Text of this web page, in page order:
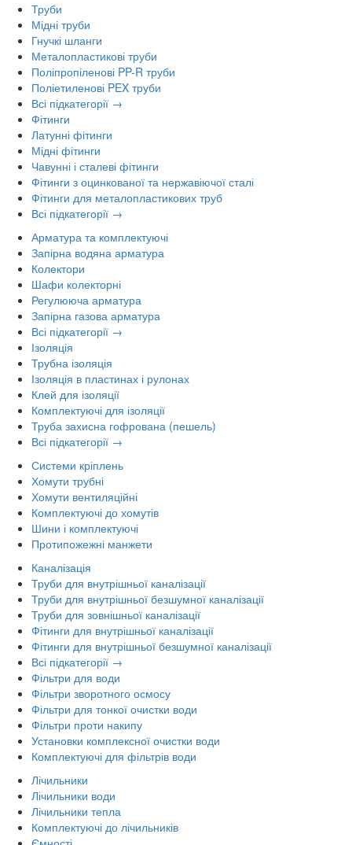
Труби
Мідні труби
Гнучкі шланги
Металопластикові труби
Поліпропіленові PP-R труби
Поліетиленові PEX труби
Всі підкатегорії →
Фітинги
Латунні фітинги
Мідні фітинги
Чавунні і сталеві фітинги
Фітинги з оцинкованої та нержавіючої сталі
Фітинги для металопластикових труб
Всі підкатегорії →
Арматура та комплектуючі
Запірна водяна арматура
Колектори
Шафи колекторні
Регулююча арматура
Запірна газова арматура
Всі підкатегорії →
Ізоляція
Трубна ізоляція
Ізоляція в пластинах і рулонах
Клей для ізоляції
Комплектуючі для ізоляції
Труба захисна гофрована (пешель)
Всі підкатегорії →
Системи кріплень
Хомути трубні
Хомути вентиляційні
Комплектуючі до хомутів
Шини і комплектуючі
Протипожежні манжети
Каналізація
Труби для внутрішньої каналізації
Труби для внутрішньої безшумної каналізації
Труби для зовнішньої каналізації
Фітинги для внутрішньої каналізації
Фітинги для внутрішньої безшумної каналізації
Всі підкатегорії →
Фільтри для води
Фільтри зворотного осмосу
Фільтри для тонкої очистки води
Фільтри проти накипу
Установки комплексної очистки води
Комплектуючі для фільтрів води
Лічильники
Лічильники води
Лічильники тепла
Комплектуючі до лічильників